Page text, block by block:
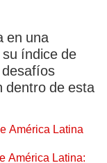
en una
índice de
dentro de esta
América Latina
América Latina: